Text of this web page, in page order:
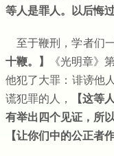
等人是罪人。以后悔
至于鞭刑，学者们
十鞭。】
《光明章》
他犯了大罪：诽谤他
谎犯罪的人，
【这等
有举出四个见证，所
【让你们中的公正者作